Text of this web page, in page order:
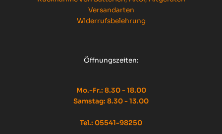
Versandarten
Widerrufsbelehrung
Öffnungszeiten:
Mo.-Fr.: 8.30 - 18.00
Samstag: 8.30 - 13.00
Tel.: 05541-98250